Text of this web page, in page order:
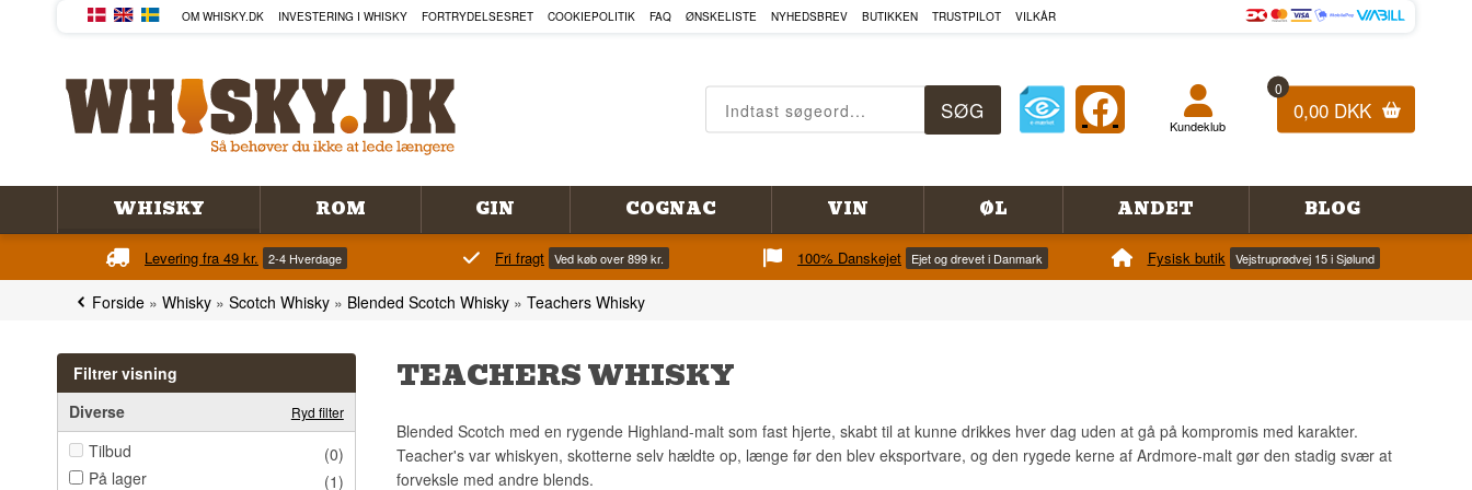
OM WHISKY.DK INVESTERING I WHISKY FORTRYDELSESRET COOKIEPOLITIK FAQ ØNSKELISTE NYHEDSBREV BUTIKKEN TRUSTPILOT VILKÅR
0
0,00 DKK
Kundeklub
WHISKY ROM GIN COGNAC VIN ØL ANDET BLOG
Levering fra 49 kr. 2-4 Hverdage Fri fragt Ved køb over 899 kr. 100% Danskejet Ejet og drevet i Danmark Fysisk butik Vejstruprødvej 15 i Sjølund
Forside » Whisky » Scotch Whisky » Blended Scotch Whisky » Teachers Whisky
Filtrer visning
Diverse
Ryd filter
Tilbud
(0)
På lager
(1)
TEACHERS WHISKY
Blended Scotch med en rygende Highland-malt som fast hjerte, skabt til at kunne drikkes hver dag uden at gå på kompromis med karakter.
Teacher's var whiskyen, skotterne selv hældte op, længe før den blev eksportvare, og den rygede kerne af Ardmore-malt gør den stadig svær at
forveksle med andre blends.